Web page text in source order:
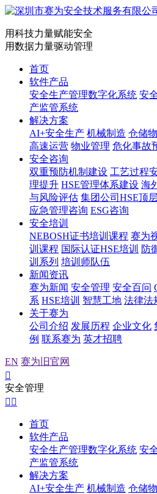
用科技力量赋能安全
用数据力量驱动管理
首页
软件产品
安全生产管理数字化系统 安
产监管系统
解决方案
AI+安全生产 机械制造 仓储
高速运营 物业管理 危化事故
安全咨询
双重预防机制建设 工艺过程
理提升 HSE管理体系建设 海
与风险评估 集团公司HSE顶
应急管理咨询 ESG咨询
安全培训
NEBOSH证书培训课程 赛为
训课程 国际认证HSE培训 防
训系列 培训师队伍
新闻资讯
赛为新闻 安全管理 安全百问
系 HSE培训 智慧工地 法律法
关于赛为
公司介绍 发展历程 企业文化
例 联系赛为 英才招聘
EN 赛为旧官网

安全管理
 
首页
软件产品
安全生产管理数字化系统 安
产监管系统
解决方案
AI+安全生产 机械制造 仓储